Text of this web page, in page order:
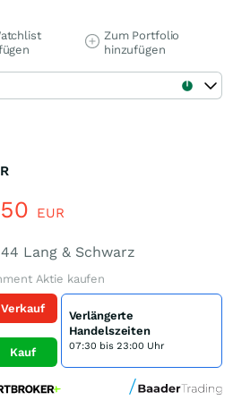
Zum Portfolio
hinzufügen
EUR
Lang & Schwarz
Aktie kaufen
Verkauf
Kauf
Verlängerte
Handelszeiten
07:30 bis 23:00 Uhr